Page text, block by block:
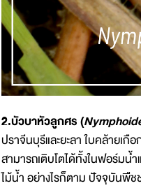
2.บัวบาหัวลูกศร (
ปราจีนบุรีและยะลา ใบคล้ายเ
สามารถเติบโตได้ทั้งในฟอร์ม
ไม้น้ำ อย่างไรก็ตาม ปัจจุบันพื